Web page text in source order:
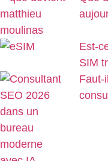
Est-
SIM
Faut-